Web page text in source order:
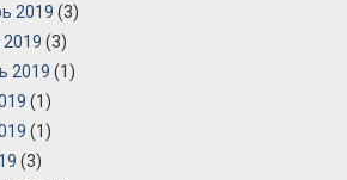
2019 (3)
2019 (3)
2019 (1)
(1)
(1)
(3)